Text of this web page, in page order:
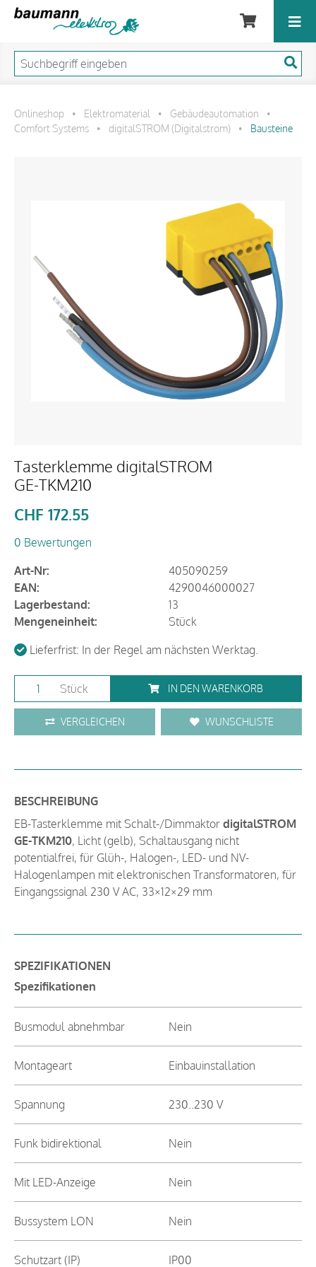
Onlineshop • Elektromaterial • Gebäudeautomation
•
Comfort Systems
• digitalSTROM (Digitalstrom) • Bausteine
Tasterklemme digitalSTROM
GE-TKM210
CHF 172.55
0 Bewertungen
Art-Nr:
405090259
EAN:
4290046000027
Lagerbestand:
13
Mengeneinheit:
Stück
Lieferfrist: In der Regel am nächsten Werktag.
Stück IN DEN WARENKORB
VERGLEICHEN WUNSCHLISTE
BESCHREIBUNG
EB-Tasterklemme mit Schalt-/Dimmaktor digitalSTROM
GE-TKM210, Licht (gelb), Schaltausgang nicht
potentialfrei, für Glüh-, Halogen-, LED- und NV-
Halogenlampen mit elektronischen Transformatoren, für
Eingangssignal 230 V AC, 33×12×29 mm
SPEZIFIKATIONEN
Spezifikationen
Busmodul abnehmbar Nein
Montageart Einbauinstallation
Spannung 230..230 V
Funk bidirektional Nein
Mit LED-Anzeige Nein
Bussystem LON Nein
Schutzart (IP) IP00